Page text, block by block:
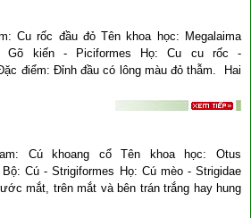
Cu rốc đầu đỏ Tên khoa học: Megalaima
Gõ kiến - Piciformes Họ: Cu cu rốc -
điểm: Đỉnh đầu có lông màu đỏ thẫm. Hai
Cú khoang cổ Tên khoa học: Otus
Bộ: Cú - Strigiformes Họ: Cú mèo - Strigidae
mắt, trên mắt và bên trán trắng hay hung